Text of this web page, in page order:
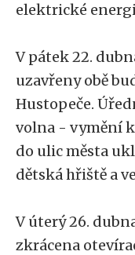
elektrické
V pátek 22.
uzavřeny obě
Hustopeče.
volna - vymění
do ulic města
dětská hřiště a
V úterý 26.
zkrácena